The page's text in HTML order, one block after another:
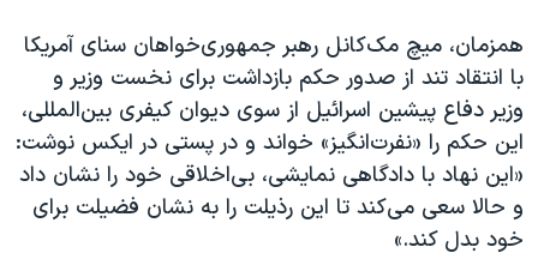
همزمان، میچ مک‌کانل رهبر جمهوری‌خواهان سنای آمریکا
با انتقاد تند از صدور حکم بازداشت برای نخست‌ وزیر و
وزیر دفاع پیشین اسرائیل از سوی دیوان کیفری بین‌المللی،
این حکم را «نفرت‌انگیز» خواند و در پستی در ایکس نوشت:
«این نهاد با دادگاهی نمایشی، بی‌اخلاقی خود را نشان داد
و حالا سعی می‌کند تا این رذیلت را به نشان فضیلت برای
خود بدل کند.»